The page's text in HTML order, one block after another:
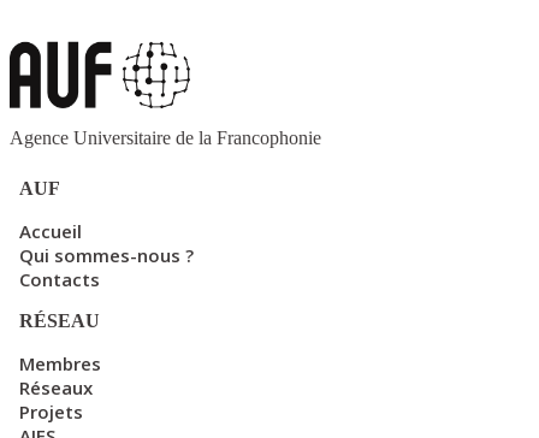
Agence Universitaire de la Francophonie
AUF
Accueil
Qui sommes-nous ?
Contacts
RÉSEAU
Membres
Réseaux
Projets